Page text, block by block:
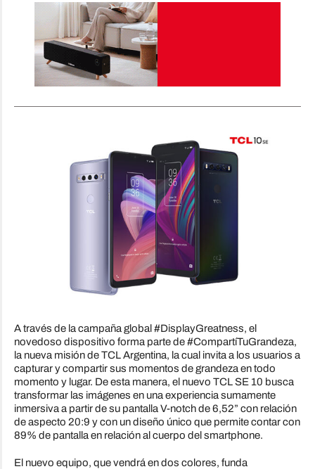
A través de la campaña global #DisplayGreatness, el
novedoso dispositivo forma parte de #CompartíTuGrandeza,
la nueva misión de TCL Argentina, la cual invita a los usuarios a
capturar y compartir sus momentos de grandeza en todo
momento y lugar. De esta manera, el nuevo TCL SE 10 busca
transformar las imágenes en una experiencia sumamente
inmersiva a partir de su pantalla V-notch de 6,52” con relación
de aspecto 20:9 y con un diseño único que permite contar con
89% de pantalla en relación al cuerpo del smartphone.
El nuevo equipo, que vendrá en dos colores, funda